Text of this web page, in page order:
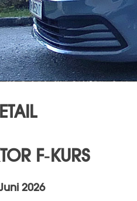
F-KURS
2026